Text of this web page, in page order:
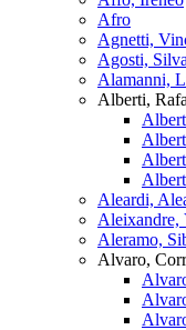
Afro
Agnetti,
Agosti,
Alamanni,
Alberti,
Aleardi,
Aleixandre,
Aleramo,
Alvaro,